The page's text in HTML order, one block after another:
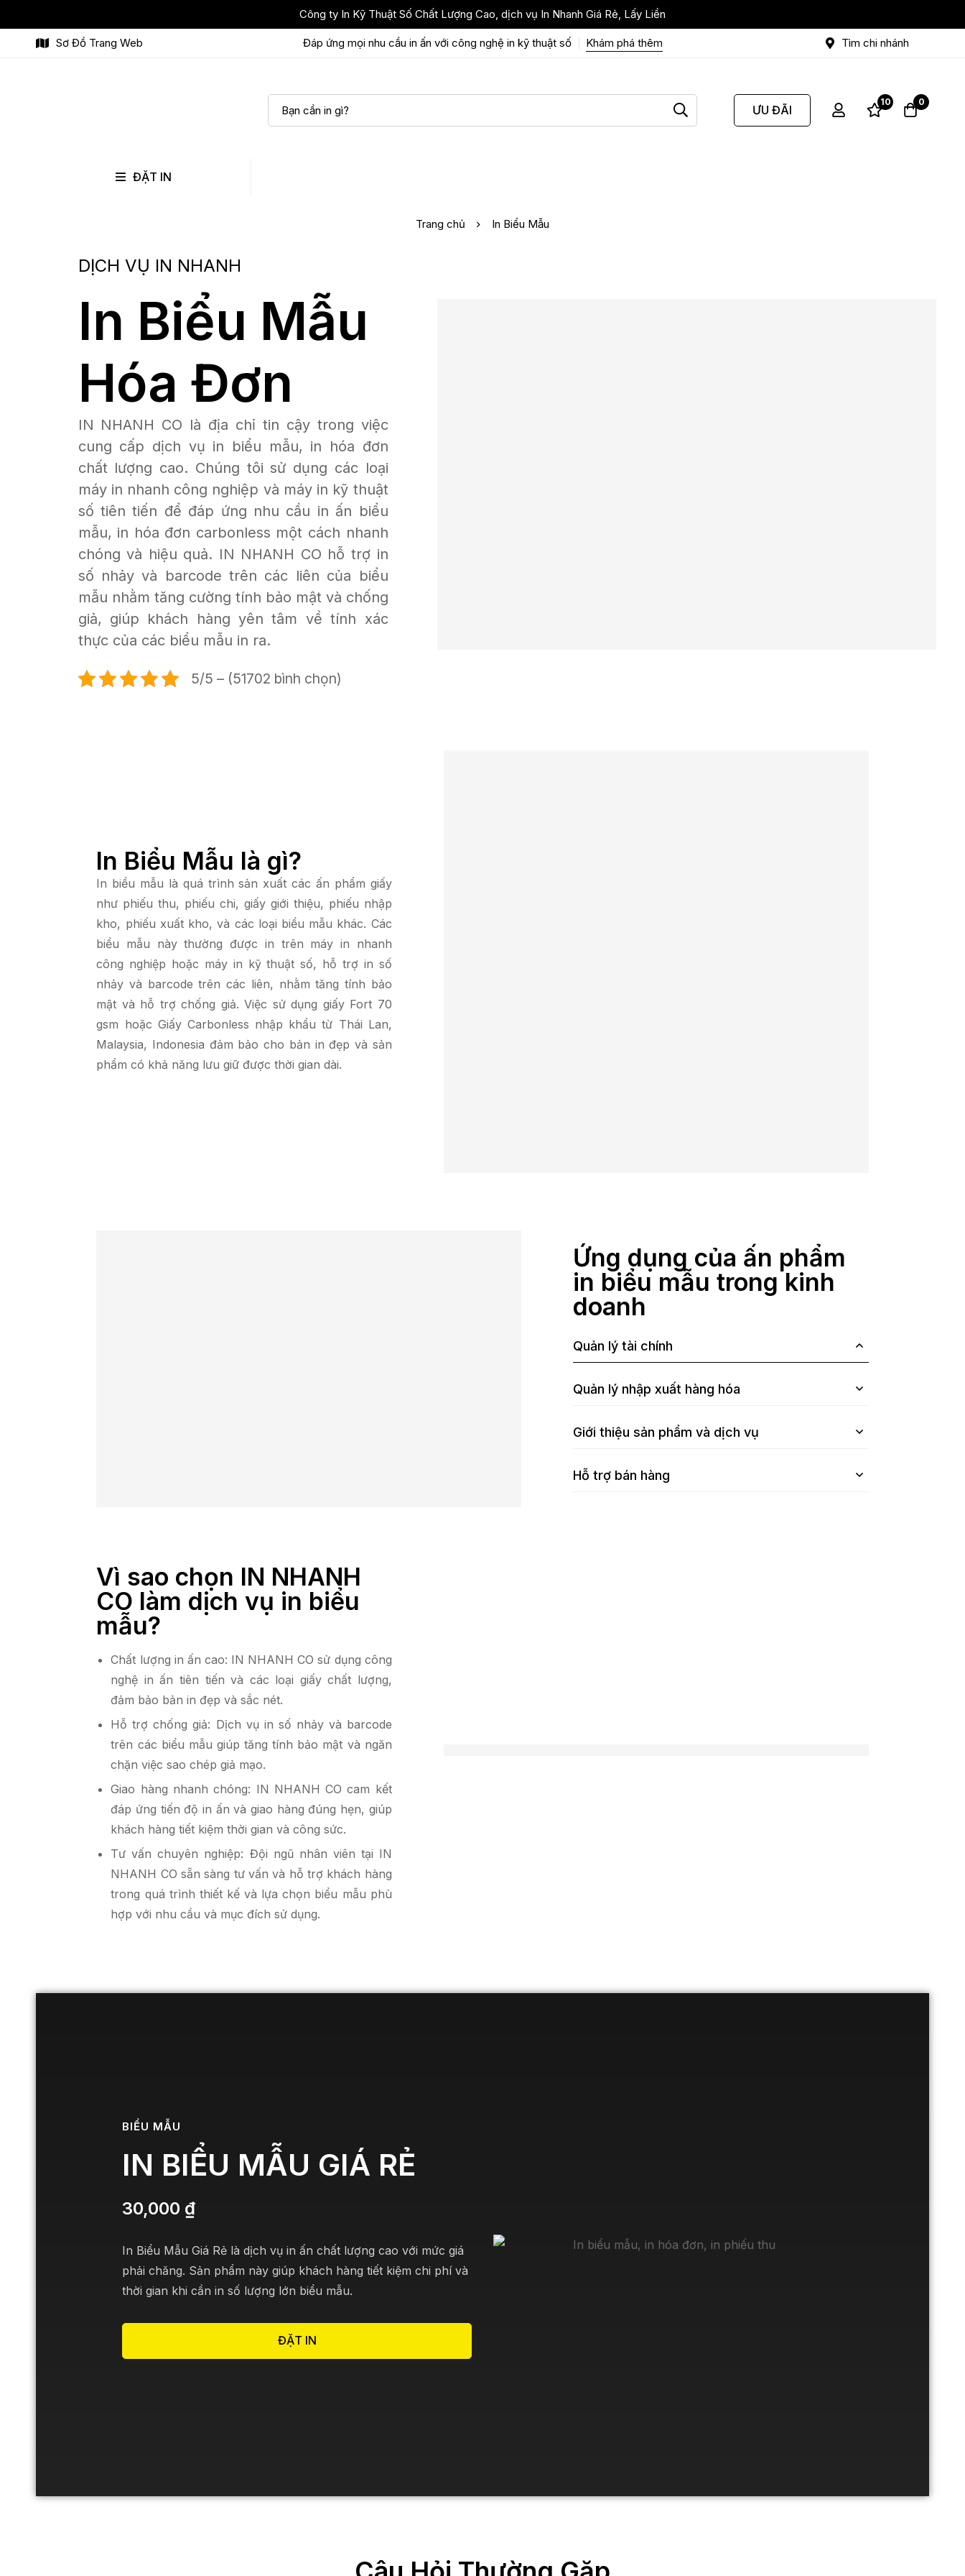
Công ty In Kỹ Thuật Số Chất Lượng Cao, dịch vụ In Nhanh Giá Rẻ, Lấy Liền
Sơ Đồ Trang Web Đáp ứng mọi nhu cầu in ấn với công nghệ in kỹ thuật số Khám phá thêm Tìm chi nhánh
ƯU ĐÃI
10 0
ĐẶT IN
Trang chủ In Biểu Mẫu
DỊCH VỤ IN NHANH
In Biểu Mẫu
Hóa Đơn
IN NHANH CO là địa chỉ tin cậy trong việc
cung cấp dịch vụ in biểu mẫu, in hóa đơn
chất lượng cao. Chúng tôi sử dụng các loại
máy in nhanh công nghiệp và máy in kỹ thuật
số tiên tiến để đáp ứng nhu cầu in ấn biểu
mẫu, in hóa đơn carbonless một cách nhanh
chóng và hiệu quả. IN NHANH CO hỗ trợ in
số nhảy và barcode trên các liên của biểu
mẫu nhằm tăng cường tính bảo mật và chống
giả, giúp khách hàng yên tâm về tính xác
thực của các biểu mẫu in ra.
5/5 – (51702 bình chọn)
In Biểu Mẫu là gì?
In biểu mẫu là quá trình sản xuất các ấn phẩm giấy
như phiếu thu, phiếu chi, giấy giới thiệu, phiếu nhập
kho, phiếu xuất kho, và các loại biểu mẫu khác. Các
biểu mẫu này thường được in trên máy in nhanh
công nghiệp hoặc máy in kỹ thuật số, hỗ trợ in số
nhảy và barcode trên các liên, nhằm tăng tính bảo
mật và hỗ trợ chống giả. Việc sử dụng giấy Fort 70
gsm hoặc Giấy Carbonless nhập khẩu từ Thái Lan,
Malaysia, Indonesia đảm bảo cho bản in đẹp và sản
phẩm có khả năng lưu giữ được thời gian dài.
Ứng dụng của ấn phẩm
in biểu mẫu trong kinh
doanh
Quản lý tài chính
Quản lý nhập xuất hàng hóa
Giới thiệu sản phẩm và dịch vụ
Hỗ trợ bán hàng
Vì sao chọn IN NHANH
CO làm dịch vụ in biểu
mẫu?
Chất lượng in ấn cao: IN NHANH CO sử dụng công
nghệ in ấn tiên tiến và các loại giấy chất lượng,
đảm bảo bản in đẹp và sắc nét.
Hỗ trợ chống giả: Dịch vụ in số nhảy và barcode
trên các biểu mẫu giúp tăng tính bảo mật và ngăn
chặn việc sao chép giả mạo.
Giao hàng nhanh chóng: IN NHANH CO cam kết
đáp ứng tiến độ in ấn và giao hàng đúng hẹn, giúp
khách hàng tiết kiệm thời gian và công sức.
Tư vấn chuyên nghiệp: Đội ngũ nhân viên tại IN
NHANH CO sẵn sàng tư vấn và hỗ trợ khách hàng
trong quá trình thiết kế và lựa chọn biểu mẫu phù
hợp với nhu cầu và mục đích sử dụng.
BIỂU MẪU
IN BIỂU MẪU GIÁ RẺ
30,000 ₫
In Biểu Mẫu Giá Rẻ là dịch vụ in ấn chất lượng cao với mức giá
phải chăng. Sản phẩm này giúp khách hàng tiết kiệm chi phí và
thời gian khi cần in số lượng lớn biểu mẫu.
ĐẶT IN